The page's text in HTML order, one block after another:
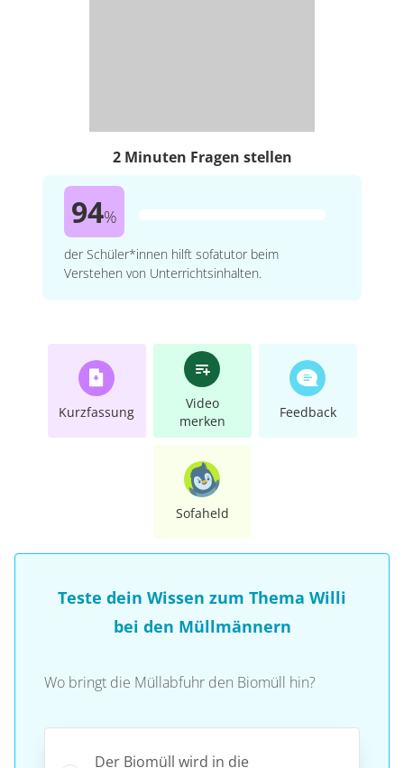
2 Minuten Fragen stellen
94%
der Schüler*innen hilft sofatutor beim
Verstehen von Unterrichtsinhalten.
Kurzfassung
Video
merken
Feedback
Sofaheld
Teste dein Wissen zum Thema Willi
bei den Müllmännern
Wo bringt die Müllabfuhr den Biomüll hin?
Der Biomüll wird in die